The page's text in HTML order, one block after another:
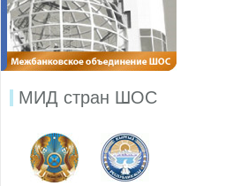
МИД стран ШОС